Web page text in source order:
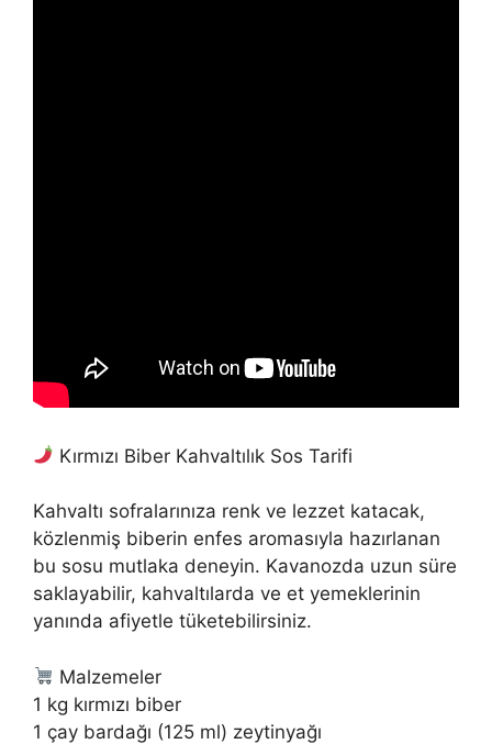
Kırmızı Biber Kahvaltılık Sos Tarifi
Kahvaltı sofralarınıza renk ve lezzet katacak,
közlenmiş biberin enfes aromasıyla hazırlanan
bu sosu mutlaka deneyin. Kavanozda uzun süre
saklayabilir, kahvaltılarda ve et yemeklerinin
yanında afiyetle tüketebilirsiniz.
Malzemeler
1 kg kırmızı biber
1 çay bardağı (125 ml) zeytinyağı